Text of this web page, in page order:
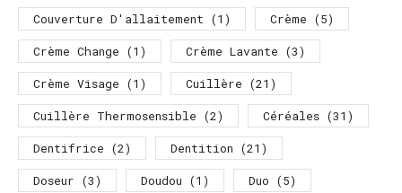
Couverture D'allaitement (1) Crème (5)
Crème Change (1) Crème Lavante (3)
Crème Visage (1) Cuillère (21)
Cuillère Thermosensible (2) Céréales (31)
Dentifrice (2) Dentition (21)
Doseur (3) Doudou (1) Duo (5)